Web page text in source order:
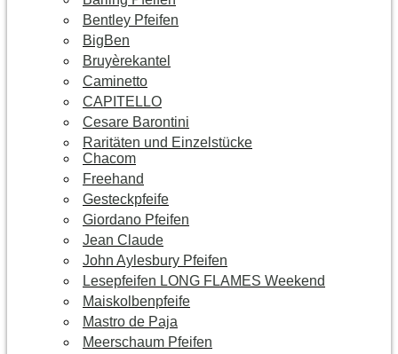
Bentley Pfeifen
BigBen
Bruyèrekantel
Caminetto
CAPITELLO
Cesare Barontini
Raritäten und Einzelstücke
Chacom
Freehand
Gesteckpfeife
Giordano Pfeifen
Jean Claude
John Aylesbury Pfeifen
Lesepfeifen LONG FLAMES Weekend
Maiskolbenpfeife
Mastro de Paja
Meerschaum Pfeifen